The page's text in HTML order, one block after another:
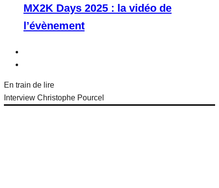
MX2K Days 2025 : la vidéo de
l’évènement
En train de lire
Interview Christophe Pourcel